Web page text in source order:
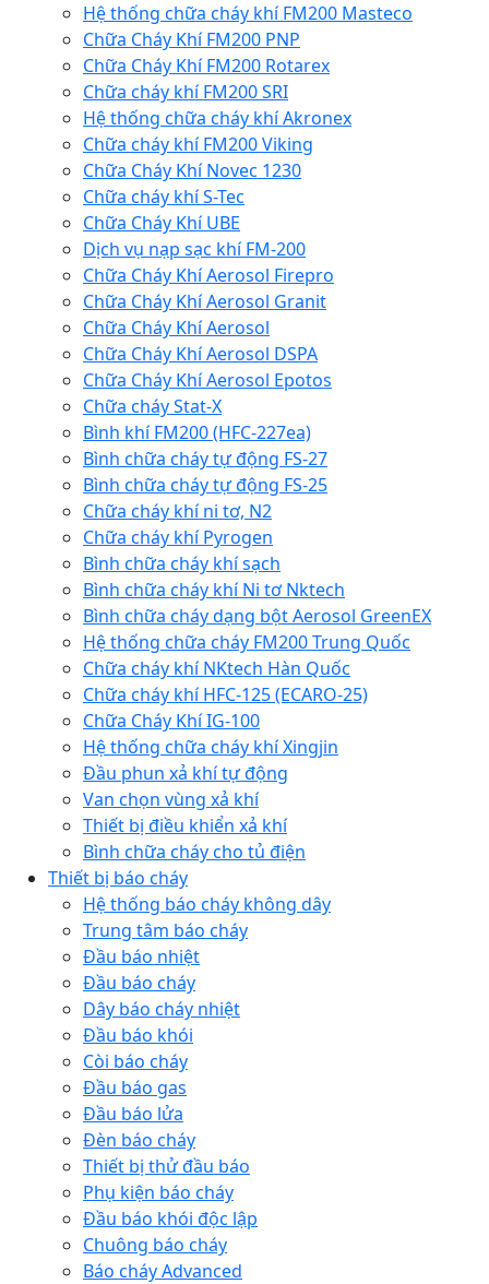
Hệ thống chữa cháy khí FM200 Masteco
Chữa Cháy Khí FM200 PNP
Chữa Cháy Khí FM200 Rotarex
Chữa cháy khí FM200 SRI
Hệ thống chữa cháy khí Akronex
Chữa cháy khí FM200 Viking
Chữa Cháy Khí Novec 1230
Chữa cháy khí S-Tec
Chữa Cháy Khí UBE
Dịch vụ nạp sạc khí FM-200
Chữa Cháy Khí Aerosol Firepro
Chữa Cháy Khí Aerosol Granit
Chữa Cháy Khí Aerosol
Chữa Cháy Khí Aerosol DSPA
Chữa Cháy Khí Aerosol Epotos
Chữa cháy Stat-X
Bình khí FM200 (HFC-227ea)
Bình chữa cháy tự động FS-27
Bình chữa cháy tự động FS-25
Chữa cháy khí ni tơ, N2
Chữa cháy khí Pyrogen
Bình chữa cháy khí sạch
Bình chữa cháy khí Ni tơ Nktech
Bình chữa cháy dạng bột Aerosol GreenEX
Hệ thống chữa cháy FM200 Trung Quốc
Chữa cháy khí NKtech Hàn Quốc
Chữa cháy khí HFC-125 (ECARO-25)
Chữa Cháy Khí IG-100
Hệ thống chữa cháy khí Xingjin
Đầu phun xả khí tự động
Van chọn vùng xả khí
Thiết bị điều khiển xả khí
Bình chữa cháy cho tủ điện
Thiết bị báo cháy
Hệ thống báo cháy không dây
Trung tâm báo cháy
Đầu báo nhiệt
Đầu báo cháy
Dây báo cháy nhiệt
Đầu báo khói
Còi báo cháy
Đầu báo gas
Đầu báo lửa
Đèn báo cháy
Thiết bị thử đầu báo
Phụ kiện báo cháy
Đầu báo khói độc lập
Chuông báo cháy
Báo cháy Advanced